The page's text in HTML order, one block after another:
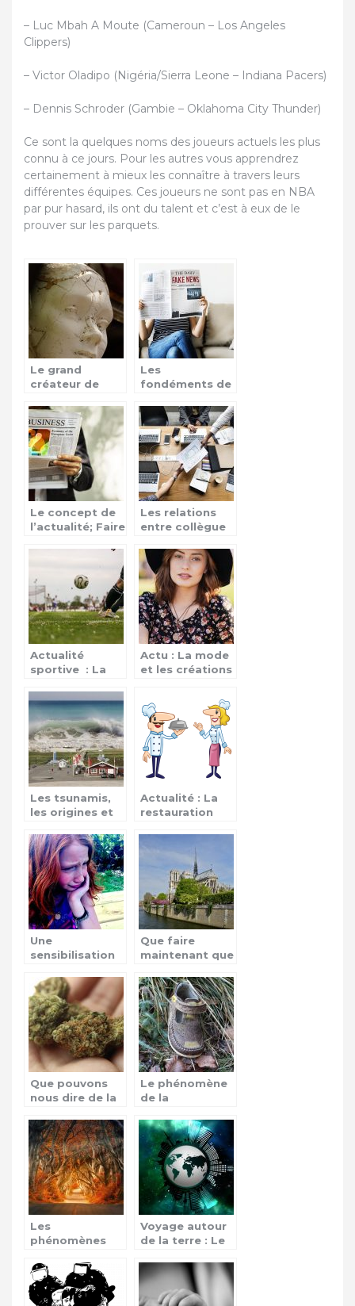
– Luc Mbah A Moute (Cameroun – Los Angeles
Clippers)
– Victor Oladipo (Nigéria/Sierra Leone – Indiana Pacers)
– Dennis Schroder (Gambie – Oklahoma City Thunder)
Ce sont la quelques noms des joueurs actuels les plus
connu à ce jours. Pour les autres vous apprendrez
certainement à mieux les connaître à travers leurs
différentes équipes. Ces joueurs ne sont pas en NBA
par pur hasard, ils ont du talent et c’est à eux de le
prouver sur les parquets.
Le grand
créateur de
Lagerfeld n’est
plus!
Les
fondéments de
Le concept de
l’actualité; Faire
Les relations
entre collègue
comment les
rendre
meilleures ?
Actualité
sportive : La
champions
Actu : La mode
et les créations
Les tsunamis,
les origines et
Actualité : La
restauration
Une
sensibilisation
violences vis-à-
vis des enfants!
Que faire
maintenant que
Notre-Dame de
Paris est brûlée
?
Que pouvons
nous dire de la
cannabis en
France ?
Le phénomène
de la
enfants
Les
phénomènes
faut-il en
penser?
Voyage autour
de la terre : Le